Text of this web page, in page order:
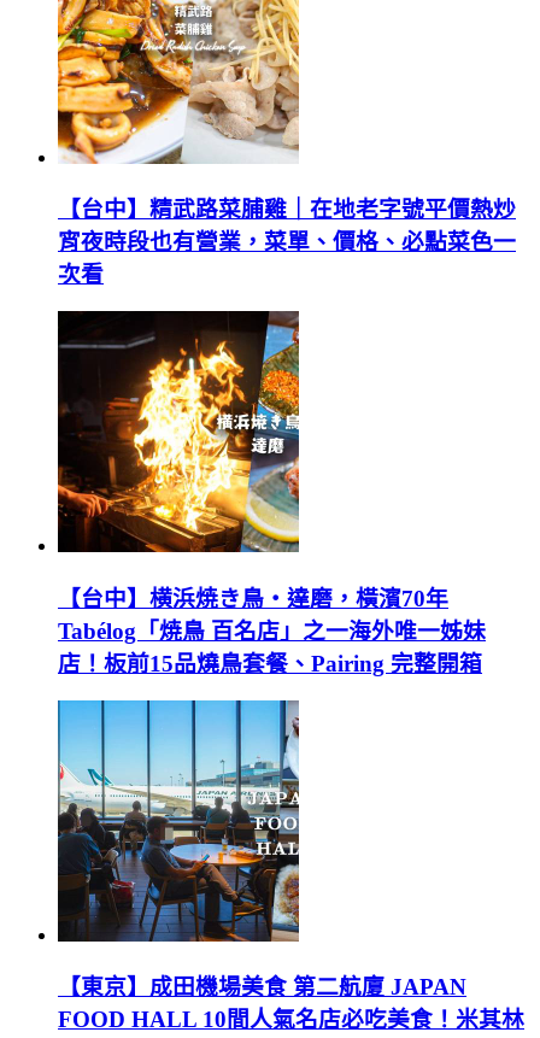
【台中】精武路菜脯雞｜在地老字號平價熱炒
宵夜時段也有營業，菜單、價格、必點菜色一
次看
【台中】横浜焼き鳥‧達磨，橫濱70年
Tabélog「焼鳥 百名店」之一海外唯一姊妹
店！板前15品燒鳥套餐、Pairing 完整開箱
【東京】成田機場美食 第二航廈 JAPAN
FOOD HALL 10間人氣名店必吃美食！米其林